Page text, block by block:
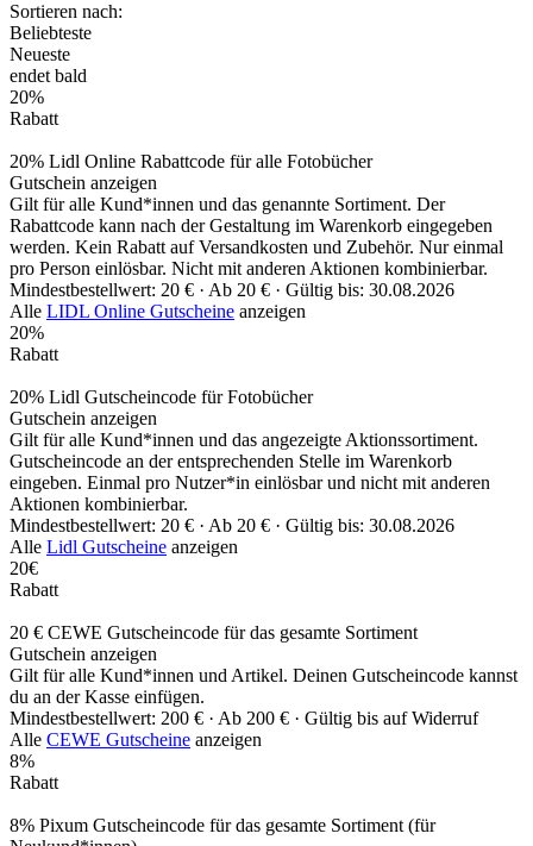
Sortieren nach:
Beliebteste
Neueste
endet bald
20%
Rabatt
20% Lidl Online Rabattcode für alle Fotobücher
Gutschein anzeigen
Gilt für alle Kund*innen und das genannte Sortiment. Der
Rabattcode kann nach der Gestaltung im Warenkorb eingegeben
werden. Kein Rabatt auf Versandkosten und Zubehör. Nur einmal
pro Person einlösbar. Nicht mit anderen Aktionen kombinierbar.
Mindestbestellwert: 20 € · Ab 20 € · Gültig bis: 30.08.2026
Alle LIDL Online Gutscheine anzeigen
20%
Rabatt
20% Lidl Gutscheincode für Fotobücher
Gutschein anzeigen
Gilt für alle Kund*innen und das angezeigte Aktionssortiment.
Gutscheincode an der entsprechenden Stelle im Warenkorb
eingeben. Einmal pro Nutzer*in einlösbar und nicht mit anderen
Aktionen kombinierbar.
Mindestbestellwert: 20 € · Ab 20 € · Gültig bis: 30.08.2026
Alle Lidl Gutscheine anzeigen
20€
Rabatt
20 € CEWE Gutscheincode für das gesamte Sortiment
Gutschein anzeigen
Gilt für alle Kund*innen und Artikel. Deinen Gutscheincode kannst
du an der Kasse einfügen.
Mindestbestellwert: 200 € · Ab 200 € · Gültig bis auf Widerruf
Alle CEWE Gutscheine anzeigen
8%
Rabatt
8% Pixum Gutscheincode für das gesamte Sortiment (für